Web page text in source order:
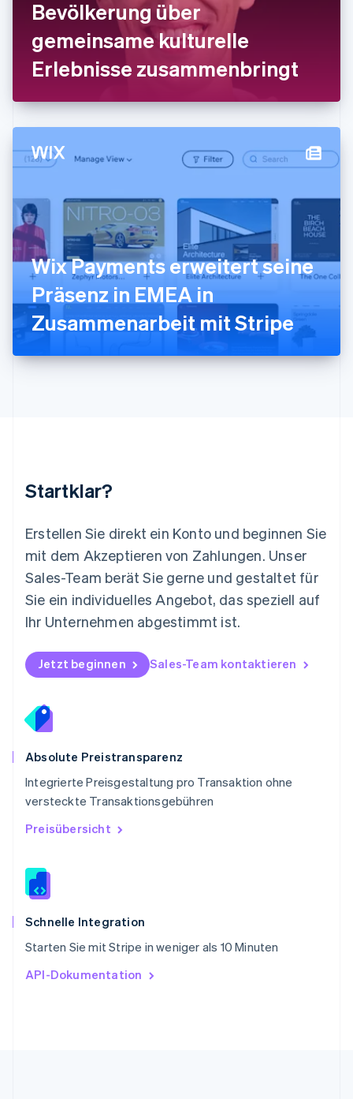
Bevölkerung über
gemeinsame kulturelle
Erlebnisse zusammenbringt
Wix Payments erweitert seine
Präsenz in EMEA in
Zusammenarbeit mit Stripe
Startklar?
Erstellen Sie direkt ein Konto und beginnen Sie
mit dem Akzeptieren von Zahlungen. Unser
Sales-Team berät Sie gerne und gestaltet für
Sie ein individuelles Angebot, das speziell auf
Ihr Unternehmen abgestimmt ist.
Jetzt beginnen Sales-Team kontaktieren
Absolute Preistransparenz
Integrierte Preisgestaltung pro Transaktion ohne
versteckte Transaktionsgebühren
Preisübersicht
Schnelle Integration
Starten Sie mit Stripe in weniger als 10 Minuten
API-Dokumentation
Indien
English
Irland
English
Japan
日本語English
Kanada
EnglishFrançais
Lettland
English
Liechtenstein
Deutsch
Litauen
English
Luxemburg
FrançaisDeutschEnglish
Malaysia
Malta
Nederlands English
Norwegen
Österreich
Polen
English
Portugal
Português English
Rumänien
Schweden
Svenska English
Deutsch
Singapur
English
Slowakei
Slowenien
EnglishItaliano
Sonderverwaltungsregion Hongkong,
Spanien
Thailand
ไทยEnglish
English
English